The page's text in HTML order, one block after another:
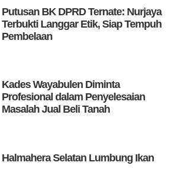
Putusan BK DPRD Ternate: Nurjaya
Terbukti Langgar Etik, Siap Tempuh
Pembelaan
Kades Wayabulen Diminta
Profesional dalam Penyelesaian
Masalah Jual Beli Tanah
Halmahera Selatan Lumbung Ikan